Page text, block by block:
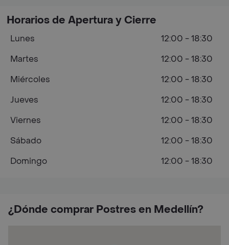
¿Dónde comprar Postres en Medellín?
Horarios de Apertura y Cierre
Lunes
12:00 - 18:30
Martes
12:00 - 18:30
Miércoles
12:00 - 18:30
Jueves
12:00 - 18:30
Viernes
12:00 - 18:30
Sábado
12:00 - 18:30
Domingo
12:00 - 18:30